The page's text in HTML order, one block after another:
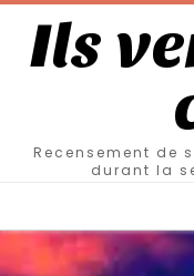
Ils
Recensement de
durant la